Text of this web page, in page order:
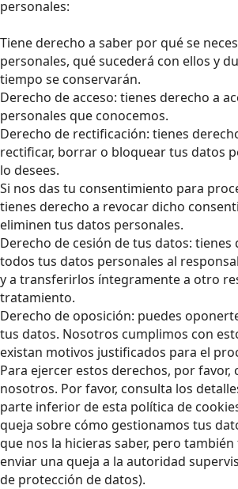
personales:
Tiene derecho a saber por qué se
personales, qué sucederá con ellos y
tiempo se conservarán.
Derecho de acceso: tienes derecho a
personales que conocemos.
Derecho de rectificación: tienes
rectificar, borrar o bloquear tus datos
lo desees.
Si nos das tu consentimiento para
tienes derecho a revocar dicho
eliminen tus datos personales.
Derecho de cesión de tus datos:
todos tus datos personales al
y a transferirlos íntegramente a otro
tratamiento.
Derecho de oposición: puedes
tus datos. Nosotros cumplimos con
existan motivos justificados para el
Para ejercer estos derechos, por favor,
nosotros. Por favor, consulta los
parte inferior de esta política de
queja sobre cómo gestionamos tus
que nos la hicieras saber, pero
enviar una queja a la autoridad
de protección de datos).